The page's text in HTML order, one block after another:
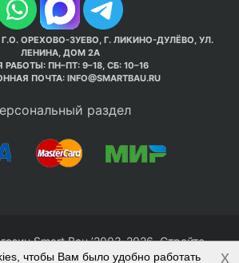
ОРЕХОВО-ЗУЕВО, Г. ЛИКИНО-ДУЛЁВО, УЛ.
ЛЕНИНА, ДОМ 2А
РАБОТЫ: ПН–ПТ: 9–18, СБ: 10–16
ПОЧТА: INFO@SMARTBAU.RU
раздел
Smart Bau ’2003-2026. Стройте
с 1-го раза.
чтобы Вам было удобно работать x